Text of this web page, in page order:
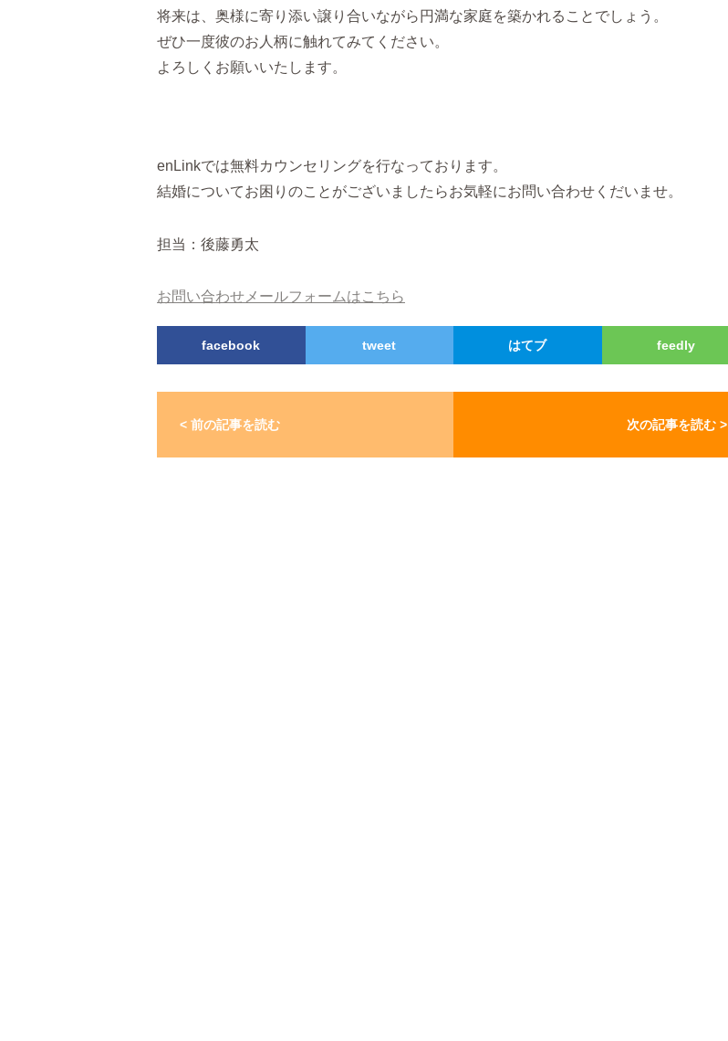
将来は、奥様に寄り添い譲り合いながら円満な家庭を築かれることでしょう。
ぜひ一度彼のお人柄に触れてみてください。
よろしくお願いいたします。
enLinkでは無料カウンセリングを行なっております。
結婚についてお困りのことがございましたらお気軽にお問い合わせくだいませ。
担当：後藤勇太
お問い合わせメールフォームはこちら
facebook tweet はてブ feedly
< 前の記事を読む 次の記事を読む >